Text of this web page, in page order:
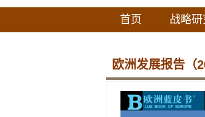
首页 战略研
欧洲发展报告（